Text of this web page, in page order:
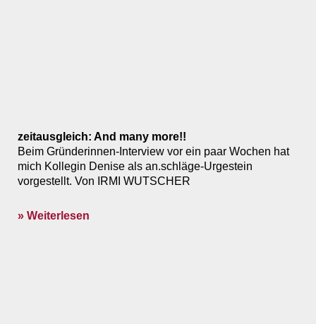
zeitausgleich: And many more!!
Beim Gründerinnen-Interview vor ein paar Wochen hat
mich Kollegin Denise als an.schläge-Urgestein
vorgestellt. Von IRMI WUTSCHER
» Weiterlesen